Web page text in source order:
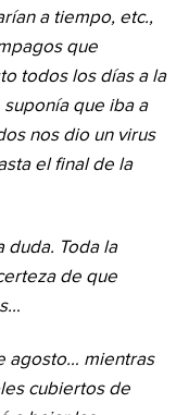
a tiempo, etc.,
que
todos los días a la
que iba a
nos dio un virus
el final de la
duda. Toda la
de que
agosto… mientras
cubiertos de